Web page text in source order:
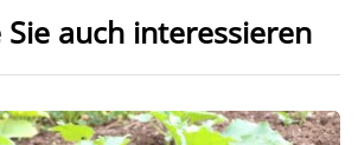
auch interessieren